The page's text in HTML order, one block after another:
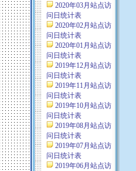
2020年03月站点访
问日统计表
2020年02月站点访
问日统计表
2020年01月站点访
问日统计表
2019年12月站点访
问日统计表
2019年11月站点访
问日统计表
2019年10月站点访
问日统计表
2019年08月站点访
问日统计表
2019年07月站点访
问日统计表
2019年06月站点访